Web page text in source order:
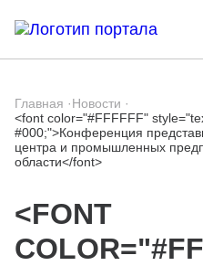
Главная ·Новости ·
<font color="#FFFFFF"
#000;">Конференция
центра и промышленных
области</font>
<FONT